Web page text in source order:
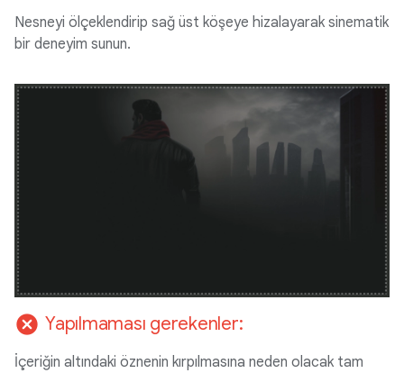
Nesneyi ölçeklendirip sağ üst köşeye hizalayarak sinematik
bir deneyim sunun.
cancel Yapılmaması gerekenler:
İçeriğin altındaki öznenin kırpılmasına neden olacak tam